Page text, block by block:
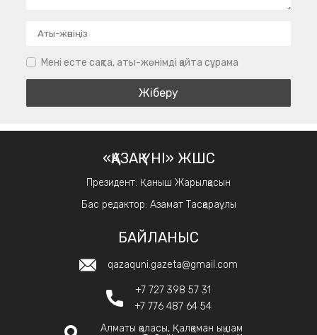
Мені есте сақта, аты-жөнімді қайта сұрама
«ҚАЗАҚ ҮНІ» ЖШС
Президент: Қаныш Жарылқасын
Бас редактор: Азамат Тасқараұлы
БАЙЛАНЫС
qazaquni.gazeta@gmail.com
+7 727 398 57 31
+7 776 487 64 54
Алматы қаласы, Қалқаман ықшам